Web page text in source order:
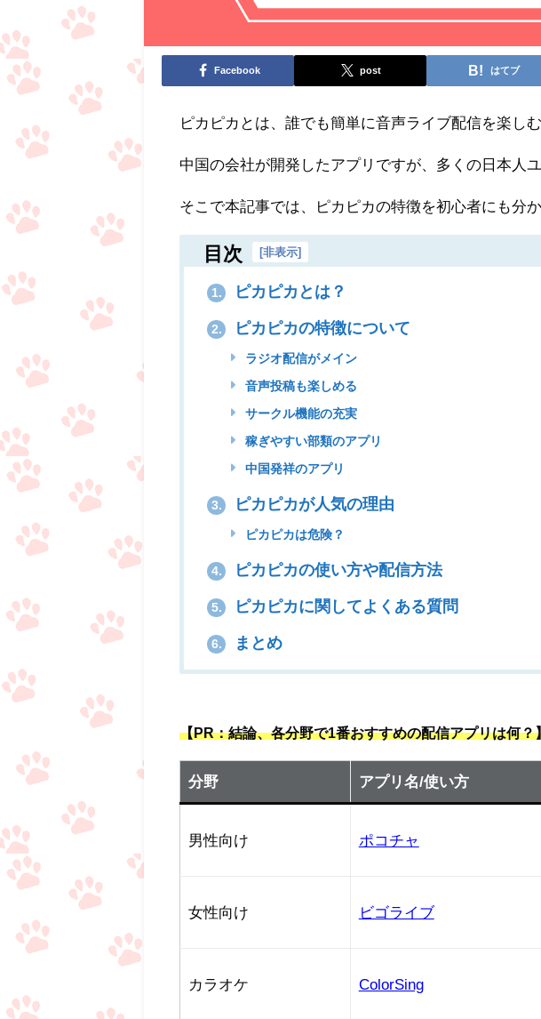
Facebook post はてブ
ピカピカとは、誰でも簡単に音声ライブ配信を楽し
中国の会社が開発したアプリですが、多くの日本人
そこで本記事では、ピカピカの特徴を初心者にも分
目次 [非表示]
1. ピカピカとは？
2. ピカピカの特徴について
ラジオ配信がメイン
音声投稿も楽しめる
サークル機能の充実
稼ぎやすい部類のアプリ
中国発祥のアプリ
3. ピカピカが人気の理由
ピカピカは危険？
4. ピカピカの使い方や配信方法
5. ピカピカに関してよくある質問
6. まとめ
【PR：結論、各分野で1番おすすめの配信アプリは何？
分野 アプリ名/使い方
男性向け ポコチャ
女性向け ビゴライブ
カラオケ ColorSing